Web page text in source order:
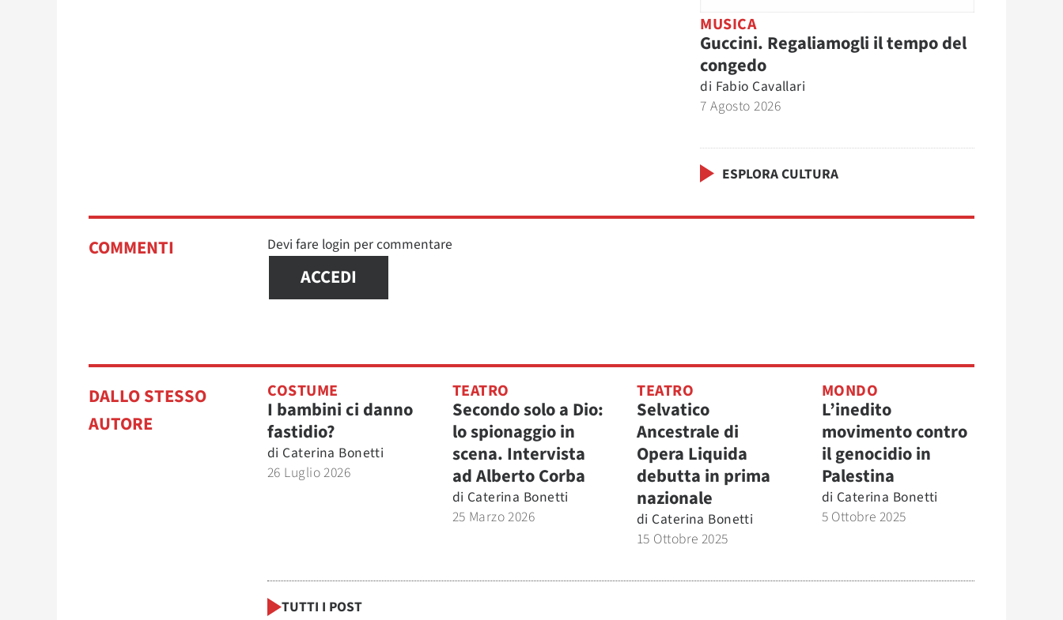
MUSICA
Guccini. Regaliamogli il tempo del
congedo
di Fabio Cavallari
7 Agosto 2026
ESPLORA CULTURA
COMMENTI Devi fare login per commentare
ACCEDI
DALLO STESSO
AUTORE
COSTUME
I bambini ci danno
fastidio?
di Caterina Bonetti
26 Luglio 2026
TEATRO
Secondo solo a Dio:
lo spionaggio in
scena. Intervista
ad Alberto Corba
di Caterina Bonetti
25 Marzo 2026
TEATRO
Selvatico
Ancestrale di
Opera Liquida
debutta in prima
nazionale
di Caterina Bonetti
15 Ottobre 2025
MONDO
L’inedito
movimento contro
il genocidio in
Palestina
di Caterina Bonetti
5 Ottobre 2025
TUTTI I POST